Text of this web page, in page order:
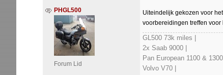
PHGL500
Forum Lid
Uiteindelijk gekozen voor
voorbereidingen treffen
GL500 73k miles |
2x Saab 9000 |
Pan European 1100 & 1300 |
Volvo V70 |